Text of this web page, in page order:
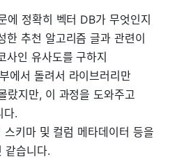
에 정확히 벡터 DB가 무엇인지
추천 알고리즘 글과 관련이
사인 유사도를 구하지
에서 돌려서 라이브러리만
랐지만, 이 과정을 도와주고
다.
키마 및 컬럼 메타데이터 등을
같습니다.